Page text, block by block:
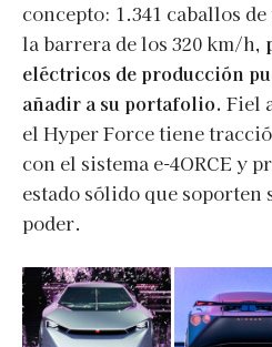
concepto: 1.341 caballos
la barrera de los 320 km/h,
eléctricos de producción
añadir a su portafolio. Fiel
el Hyper Force tiene
con el sistema e-4ORCE y
estado sólido que soporten
poder.